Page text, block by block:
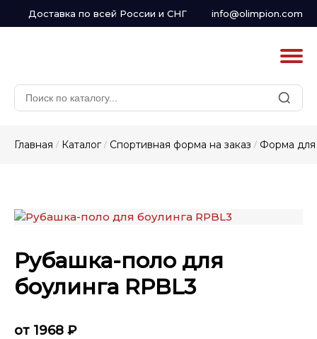
Доставка по всей России и СНГ info@olimpion.com
Главная / Каталог / Спортивная форма на заказ / Форма для
Рубашка-поло для
боулинга RPBL3
от 1968 ₽